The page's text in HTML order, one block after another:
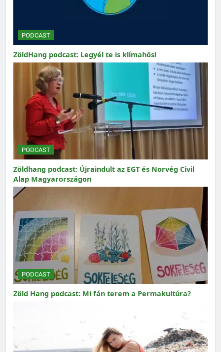
PODCAST
ZöldHang podcast: Legyél te is klímahős!
PODCAST
Zöldhang podcast: Újraindult az EGT és Norvég Civil
Alap Magyarországon
PODCAST
Zöld Hang podcast: Mi fán terem a Permakultúra?